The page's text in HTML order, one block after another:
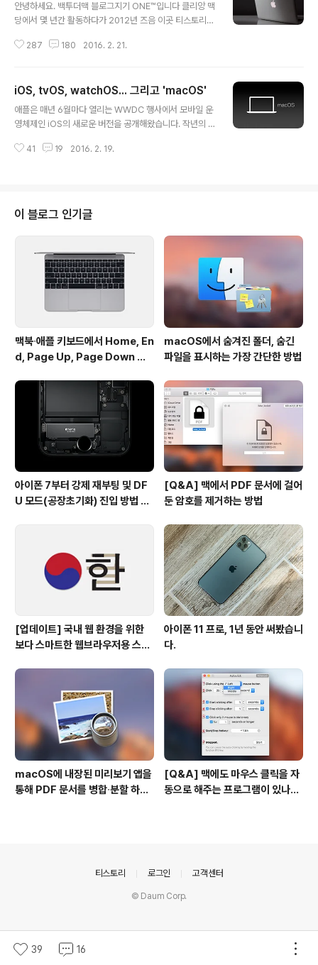
안녕하세요. 백투더맥 블로그지기 ONE™입니다 클리앙 맥
당에서 몇 년간 활동하다가 2012년 즈음 이곳 티스토리에
맥을 이해할 수 있도록, 또 맥에 어느 정도 익숙해진 분들이
이 있어서, 혹은 무언가를 바라고 시작한 블로그가 아닌 그
동안 제가 보고 배운 것을 나누고 또 그로 인하여 더욱 더
많은 사람이 즐거운 맥라이프를 할 수 있게 되는 것. 그게
온 것은 아니라고 생각합니다. 감사하게도, 독자분들의 많
287 180 2016. 2. 21.
iOS, tvOS, watchOS... 그리고 'macOS'
애플은 매년 6월마다 열리는 WWDC 행사에서 모바일 운
영체제인 iOS의 새로운 버전을 공개해왔습니다. 작년의 경
연히 올해 WWDC에서도 iOS 새 버전이 발표될 텐데요.
읽으면 '아이오에스텐'입니다. 어라? '아이.. 오에스텐'? 현
맥 운영체제 이름이 'OS X(오에스텐)'이니 자칫 듣는 이로
하여금 착각을 불러일으킬 만합니다. 한번 상상해 보세요.
팀 쿡이 무대 위에 올라와 "여러분께 새로운 오에스텐과 아
이오에스텐을 선보입니다!"하는 장면을 말이죠. 팀..
41 19 2016. 2. 19.
이 블로그 인기글
맥북∙애플 키보드에서 Home, En
d, Page Up, Page Down 키
macOS에서 숨겨진 폴더, 숨긴
파일을 표시하는 가장 간단한 방법
아이폰 7부터 강제 재부팅 및 DF
U 모드(공장초기화) 진입 방법 변
[Q&A] 맥에서 PDF 문서에 걸어
둔 암호를 제거하는 방법
[업데이트] 국내 웹 환경을 위한
보다 스마트한 웹브라우저용 스타
아이폰 11 프로, 1년 동안 써봤습니
다.
macOS에 내장된 미리보기 앱을
통해 PDF 문서를 병합∙분할 하는
[Q&A] 맥에도 마우스 클릭을 자
동으로 해주는 프로그램이 있나
39 16
티스토리 로그인 고객센터
© Daum Corp.